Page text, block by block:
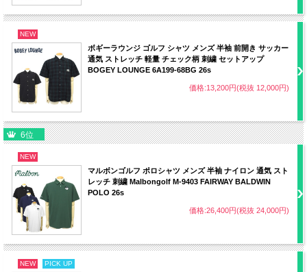
NEW
ボギーラウンジ ゴルフ シャツ メンズ 半袖 前開き サッカー
通気 ストレッチ 軽量 チェック柄 刺繍 セットアップ
BOGEY LOUNGE 6A199-68BG 26s
価格:13,200円(税抜 12,000円)
6位
NEW
マルボンゴルフ ポロシャツ メンズ 半袖 ナイロン 通気 スト
レッチ 刺繍 Malbongolf M-9403 FAIRWAY BALDWIN
POLO 26s
価格:26,400円(税抜 24,000円)
NEW PICK UP